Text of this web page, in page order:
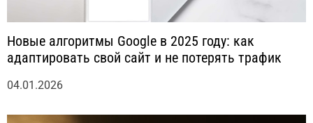
Новые алгоритмы Google в 2025 году: как
адаптировать свой сайт и не потерять трафик
04.01.2026